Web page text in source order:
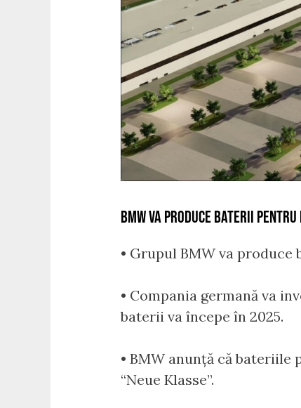
BMW VA PRODUCE BATERII
• Grupul BMW va
• Compania germană va
baterii va începe în 2025.
• BMW anunță că
“Neue Klasse”.